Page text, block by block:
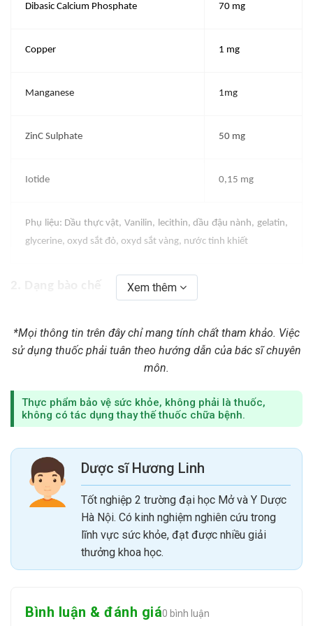
Dibasic Calcium Phosphate 70 mg
Copper 1 mg
Manganese 1mg
ZinC Sulphate 50 mg
Iotide 0,15 mg
Phụ liệu: Dầu thực vật, Vanilin, lecithin, dầu đậu nành, gelatin,
glycerine, oxyd sắt đỏ, oxyd sắt vàng, nước tinh khiết
viên có in chữ “Vitacap”
3. Công dụng của Vitacap
Bổ sung vitamin và khoáng chất cho chế độ ăn uống dinh dưỡng mất
cân bằng hoặc do nhu cầu tăng cao của cơ thể giúp phục hồi sức khỏe
và thể trạng
Thực phẩm này không phải là thuốc và không có tác dụng thay thế
thuốc chữa bệnh
4. Đối tượng sử dụng viên uống Vitacap
- Trẻ em trên 10 tuổi, người trưởng thành, phụ nữ có thai, cho con
bú, người ăn uống mất cân bằng vitamin và khoáng chất
5. Cách dùng & Liều lượng
Xem thêm
*Mọi thông tin trên đây chỉ mang tính chất tham khảo. Việc
sử dụng thuốc phải tuân theo hướng dẫn của bác sĩ chuyên
môn.
Thực phẩm bảo vệ sức khỏe, không phải là thuốc,
không có tác dụng thay thế thuốc chữa bệnh.
Dược sĩ Hương Linh
Tốt nghiệp 2 trường đại học Mở và Y Dược
Hà Nội. Có kinh nghiệm nghiên cứu trong
lĩnh vực sức khỏe, đạt được nhiều giải
thưởng khoa học.
Bình luận & đánh giá0 bình luận